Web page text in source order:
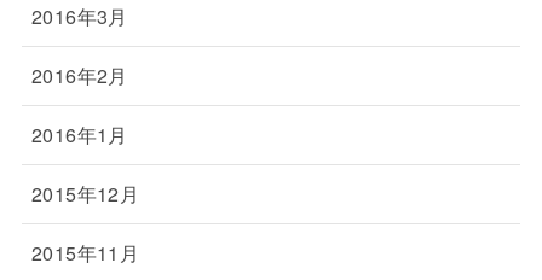
2016年3月
2016年2月
2016年1月
2015年12月
2015年11月